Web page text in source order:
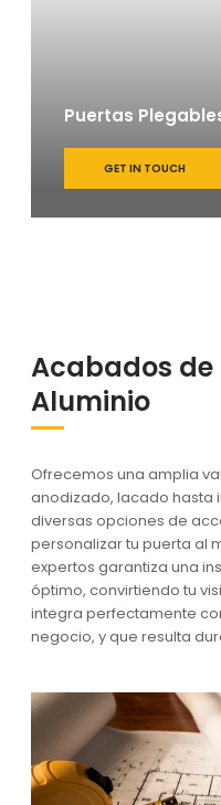
Puertas
GET IN TOUCH
Acabados
Aluminio
Ofrecemos una amplia
anodizado, lacado hasta
diversas opciones de
personalizar tu puerta al
expertos garantiza una
óptimo, convirtiendo tu
integra perfectamente
negocio, y que resulta